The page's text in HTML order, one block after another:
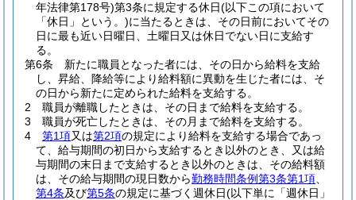
年法律第178号)第3条に規定する休日(以下この項において
「休日」という。)に当たるときは、その日前においてその
日に最も近い日曜日、土曜日又は休日でない日に支給す
る。
第6条
新たに職員となった者には、その日から給料を支給
し、昇給、降給等により給料額に異動を生じた者には、そ
の日から新たに定められた給料を支給する。
2
職員が離職したときは、その日まで給料を支給する。
3
職員が死亡したときは、その月まで給料を支給する。
4
第1項又は第2項の規定により給料を支給する場合であっ
て、給与期間の初日から支給するとき以外のとき、又は給
与期間の末日まで支給するとき以外のときは、その給料額
は、その給与期間の現日数から勤務時間条例第3条第1項
第4条及び第5条の規定に基づく週休日(以下単に「週休日」